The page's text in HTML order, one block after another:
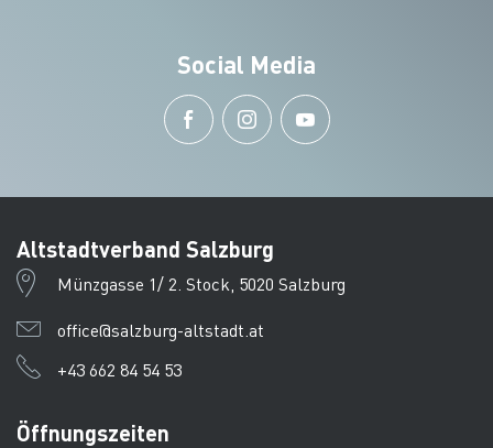
Social Media
Altstadtverband Salzburg
Münzgasse 1/ 2. Stock, 5020 Salzburg
office@salzburg-altstadt.at
+43 662 84 54 53
Öffnungszeiten